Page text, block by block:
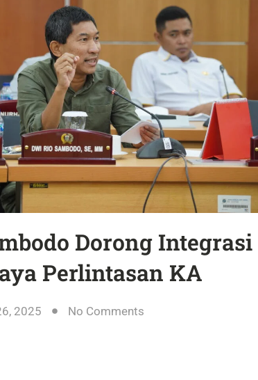
Dorong Integrasi
Perlintasan KA
2025 No Comments